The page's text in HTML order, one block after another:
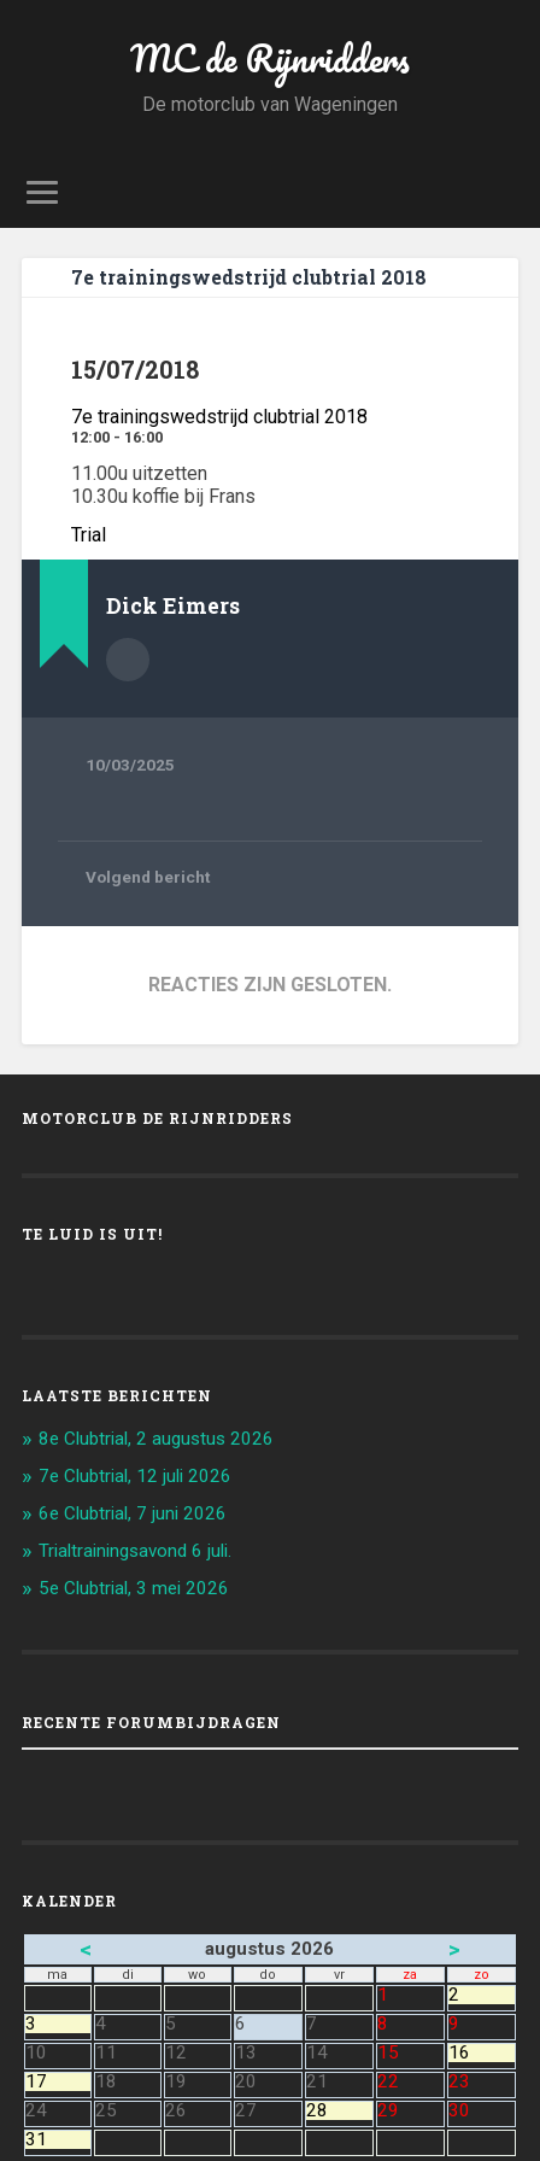
MC de Rijnridders
De motorclub van Wageningen
7e trainingswedstrijd clubtrial 2018
15/07/2018
7e trainingswedstrijd clubtrial 2018
12:00 - 16:00
11.00u uitzetten
10.30u koffie bij Frans
Trial
Dick Eimers
10/03/2025
Volgend bericht
REACTIES ZIJN GESLOTEN.
MOTORCLUB DE RIJNRIDDERS
TE LUID IS UIT!
LAATSTE BERICHTEN
8e Clubtrial, 2 augustus 2026
7e Clubtrial, 12 juli 2026
6e Clubtrial, 7 juni 2026
Trialtrainingsavond 6 juli.
5e Clubtrial, 3 mei 2026
RECENTE FORUMBIJDRAGEN
KALENDER
< augustus 2026 >
ma di wo do vr za zo
1
2
3
4 5 6 7 8
9
10
11 12 13 14 15
16
17
18 19 20 21 22
23
24
25 26 27 28 29
30
31